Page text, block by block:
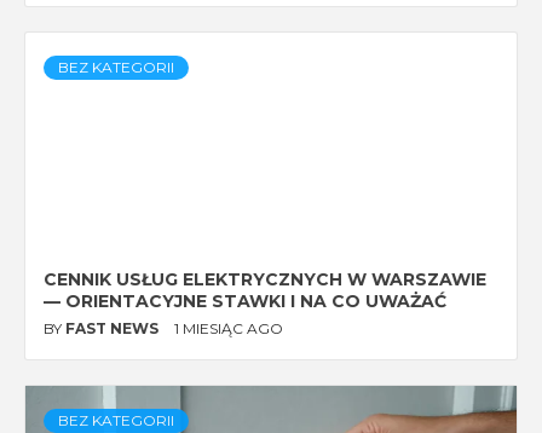
BEZ KATEGORII
CENNIK USŁUG ELEKTRYCZNYCH W WARSZAWIE
— ORIENTACYJNE STAWKI I NA CO UWAŻAĆ
BY FAST NEWS 1 MIESIĄC AGO
BEZ KATEGORII